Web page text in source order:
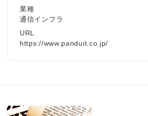
業種
通信インフラ
URL
https://www.panduit.co.jp/